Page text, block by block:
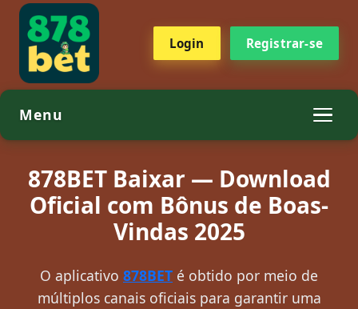
Login Registrar-se
Menu
878BET Baixar — Download
Oficial com Bônus de Boas-
Vindas 2025
O aplicativo 878BET é obtido por meio de
múltiplos canais oficiais para garantir uma